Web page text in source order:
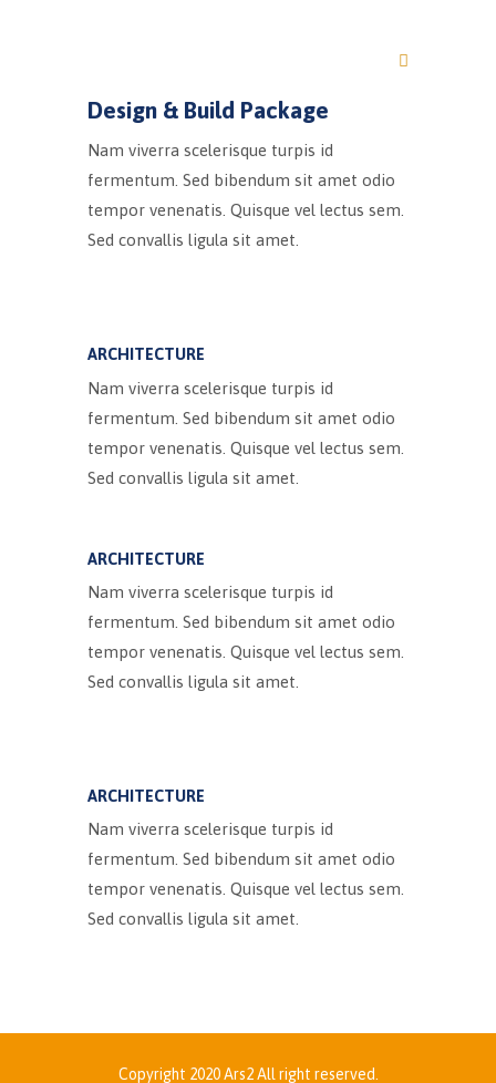
Design & Build Package
Nam viverra scelerisque turpis id
fermentum. Sed bibendum sit amet odio
tempor venenatis. Quisque vel lectus sem.
Sed convallis ligula sit amet.
ARCHITECTURE
Nam viverra scelerisque turpis id
fermentum. Sed bibendum sit amet odio
tempor venenatis. Quisque vel lectus sem.
Sed convallis ligula sit amet.
ARCHITECTURE
Nam viverra scelerisque turpis id
fermentum. Sed bibendum sit amet odio
tempor venenatis. Quisque vel lectus sem.
Sed convallis ligula sit amet.
ARCHITECTURE
Nam viverra scelerisque turpis id
fermentum. Sed bibendum sit amet odio
tempor venenatis. Quisque vel lectus sem.
Sed convallis ligula sit amet.
Copyright 2020 Ars2 All right reserved.